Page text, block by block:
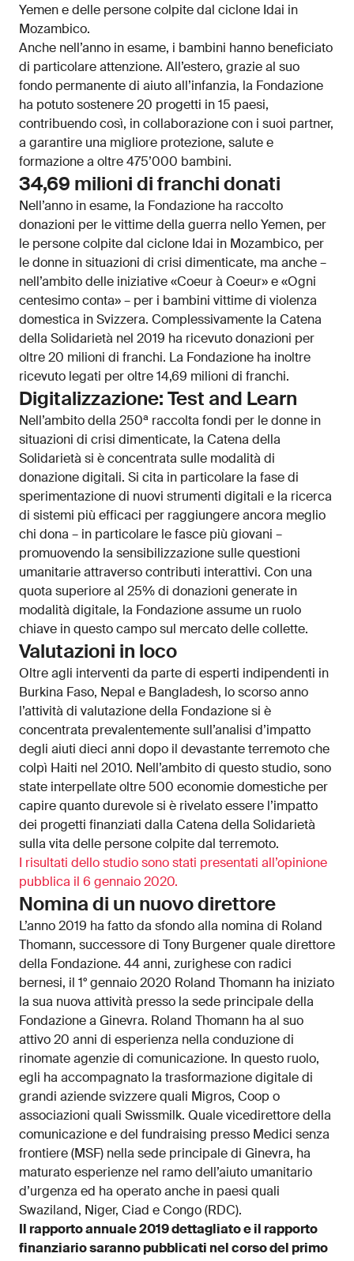
Yemen e delle persone colpite dal ciclone Idai in
Mozambico.
Anche nell’anno in esame, i bambini hanno beneficiato
di particolare attenzione. All’estero, grazie al suo
fondo permanente di aiuto all’infanzia, la Fondazione
ha potuto sostenere 20 progetti in 15 paesi,
contribuendo così, in collaborazione con i suoi partner,
a garantire una migliore protezione, salute e
formazione a oltre 475’000 bambini.
34,69 milioni di franchi donati
Nell’anno in esame, la Fondazione ha raccolto
donazioni per le vittime della guerra nello Yemen, per
le persone colpite dal ciclone Idai in Mozambico, per
le donne in situazioni di crisi dimenticate, ma anche –
nell’ambito delle iniziative «Coeur à Coeur» e «Ogni
centesimo conta» – per i bambini vittime di violenza
domestica in Svizzera. Complessivamente la Catena
della Solidarietà nel 2019 ha ricevuto donazioni per
oltre 20 milioni di franchi. La Fondazione ha inoltre
ricevuto legati per oltre 14,69 milioni di franchi.
Digitalizzazione: Test and Learn
Nell’ambito della 250a raccolta fondi per le donne in
situazioni di crisi dimenticate, la Catena della
Solidarietà si è concentrata sulle modalità di
donazione digitali. Si cita in particolare la fase di
sperimentazione di nuovi strumenti digitali e la ricerca
di sistemi più efficaci per raggiungere ancora meglio
chi dona – in particolare le fasce più giovani –
promuovendo la sensibilizzazione sulle questioni
umanitarie attraverso contributi interattivi. Con una
quota superiore al 25% di donazioni generate in
modalità digitale, la Fondazione assume un ruolo
chiave in questo campo sul mercato delle collette.
Valutazioni in loco
Oltre agli interventi da parte di esperti indipendenti in
Burkina Faso, Nepal e Bangladesh, lo scorso anno
l’attività di valutazione della Fondazione si è
concentrata prevalentemente sull’analisi d’impatto
degli aiuti dieci anni dopo il devastante terremoto che
colpì Haiti nel 2010. Nell’ambito di questo studio, sono
state interpellate oltre 500 economie domestiche per
capire quanto durevole si è rivelato essere l’impatto
dei progetti finanziati dalla Catena della Solidarietà
sulla vita delle persone colpite dal terremoto.
I risultati dello studio sono stati presentati all’opinione
pubblica il 6 gennaio 2020.
Nomina di un nuovo direttore
L’anno 2019 ha fatto da sfondo alla nomina di Roland
Thomann, successore di Tony Burgener quale direttore
della Fondazione. 44 anni, zurighese con radici
bernesi, il 1° gennaio 2020 Roland Thomann ha iniziato
la sua nuova attività presso la sede principale della
Fondazione a Ginevra. Roland Thomann ha al suo
attivo 20 anni di esperienza nella conduzione di
rinomate agenzie di comunicazione. In questo ruolo,
egli ha accompagnato la trasformazione digitale di
grandi aziende svizzere quali Migros, Coop o
associazioni quali Swissmilk. Quale vicedirettore della
comunicazione e del fundraising presso Medici senza
frontiere (MSF) nella sede principale di Ginevra, ha
maturato esperienze nel ramo dell’aiuto umanitario
d’urgenza ed ha operato anche in paesi quali
Swaziland, Niger, Ciad e Congo (RDC).
Il rapporto annuale 2019 dettagliato e il rapporto
finanziario saranno pubblicati nel corso del primo